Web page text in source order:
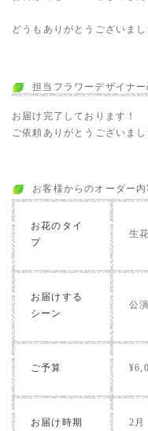
どうもありがとうございまし
担当フラワーデザイナー
お届け完了しております！
ご依頼ありがとうございま
お客様からのオーダー内
お花のタイ
プ
生
お届けする
シーン
公
ご予算
お届け時期 2月